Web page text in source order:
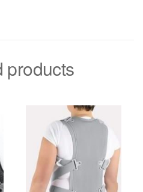
products